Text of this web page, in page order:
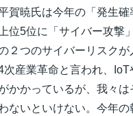
賀暁氏は今年の「発生確
位5位に「サイバー攻撃
２つのサイバーリスクが
産業革命と言われ、IoT
かかっているが、我々は
ないといけない。今年の